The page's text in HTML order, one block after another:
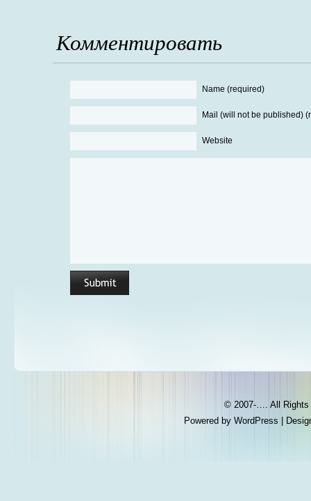
Комментировать
Name (required)
Mail (will not be published)
Website
© 2007-…. All
Powered by WordPress |